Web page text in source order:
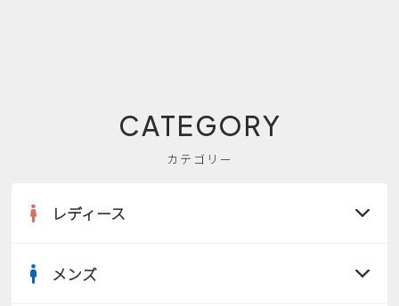
CATEGORY
カテゴリー
レディース
メンズ